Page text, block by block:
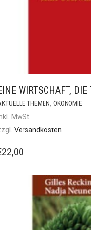
WIRTSCHAFT, DIE
THEMEN, ÖKONOMIE
MwSt.
Versandkosten
22,00